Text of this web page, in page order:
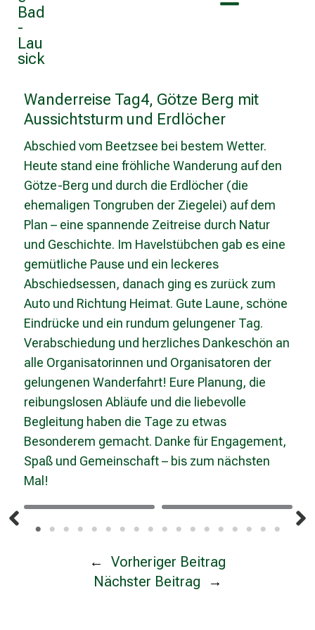
Wanderreise Tag4, Götze Berg mit
Aussichtsturm und Erdlöcher
Abschied vom Beetzsee bei bestem Wetter.
Heute stand eine fröhliche Wanderung auf den
Götze-Berg und durch die Erdlöcher (die
ehemaligen Tongruben der Ziegelei) auf dem
Plan – eine spannende Zeitreise durch Natur
und Geschichte. Im Havelstübchen gab es eine
gemütliche Pause und ein leckeres
Abschiedsessen, danach ging es zurück zum
Auto und Richtung Heimat. Gute Laune, schöne
Eindrücke und ein rundum gelungener Tag.
Verabschiedung und herzliches Dankeschön an
alle Organisatorinnen und Organisatoren der
gelungenen Wanderfahrt! Eure Planung, die
reibungslosen Abläufe und die liebevolle
Begleitung haben die Tage zu etwas
Besonderem gemacht. Danke für Engagement,
Spaß und Gemeinschaft – bis zum nächsten
Mal!
←
Vorheriger Beitrag
Nächster Beitrag
→